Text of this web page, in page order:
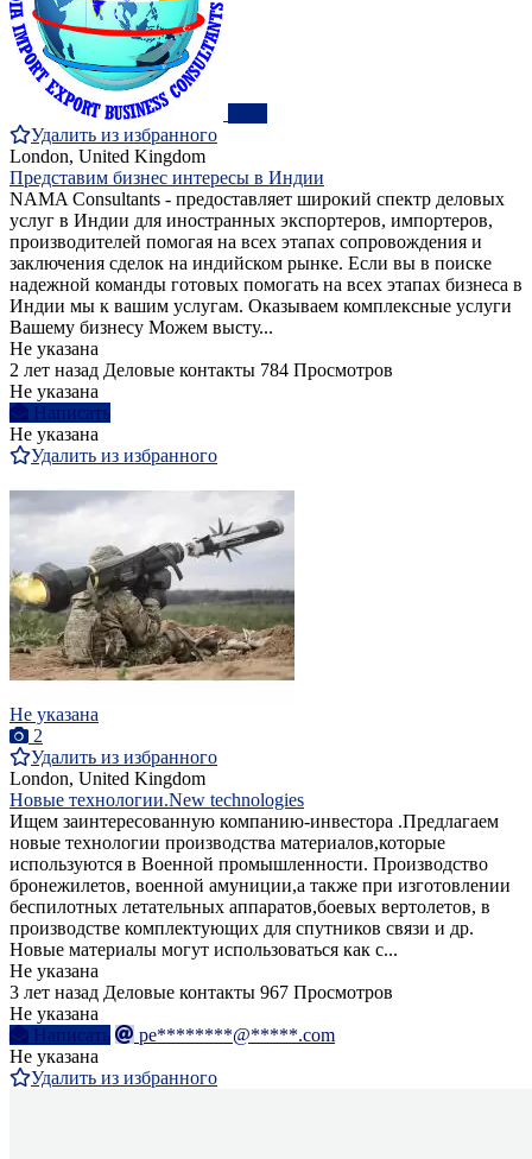
Удалить из избранного
London, United Kingdom
Представим бизнес интересы в Индии
NAMA Consultants - предоставляет широкий спектр деловых
услуг в Индии для иностранных экспортеров, импортеров,
производителей помогая на всех этапах сопровождения и
заключения сделок на индийском рынке. Если вы в поиске
надежной команды готовых помогать на всех этапах бизнеса в
Индии мы к вашим услугам. Оказываем комплексные услуги
Вашему бизнесу Можем высту...
Не указана
2 лет назад Деловые контакты 784 Просмотров
Не указана
Написать
Не указана
Удалить из избранного
Не указана
2
Удалить из избранного
London, United Kingdom
Новые технологии.New technologies
Ищем заинтересованную компанию-инвестора .Предлагаем
новые технологии производства материалов,которые
используются в Военной промышленности. Производство
бронежилетов, военной амуниции,а также при изготовлении
беспилотных летательных аппаратов,боевых вертолетов, в
производстве комплектующих для спутников связи и др.
Новые материалы могут использоваться как с...
Не указана
3 лет назад Деловые контакты 967 Просмотров
Не указана
Написать
pe********@*****.com
Не указана
Удалить из избранного